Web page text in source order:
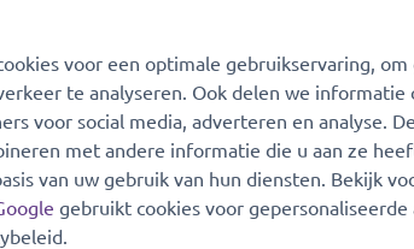
Heerlijk wakker worden
voor een optimale gebruikservaring,
te analyseren. Ook delen we
voor social media, adverteren en analyse.
met andere informatie die u aan ze
van uw gebruik van hun diensten. Bekijk
gebruikt cookies voor